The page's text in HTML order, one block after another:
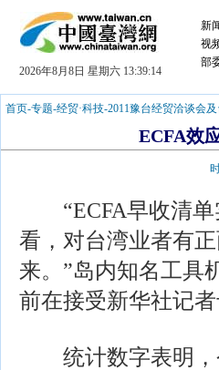
2026年8月8日 星期六 13:39:15
新
视
部
首页-专题-经贸·科技-2011豫台经贸洽谈会
ECFA效
“ECFA早收清单
看，对台湾业者有
来。”岛内知名工
前在接受新华社记者
统计数字表明，